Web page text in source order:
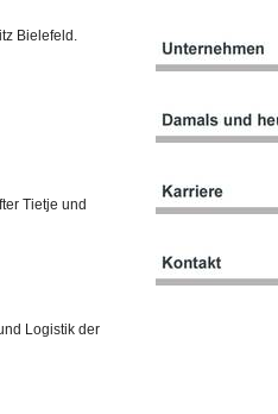
Bielefeld.
Tietje und
Logistik der